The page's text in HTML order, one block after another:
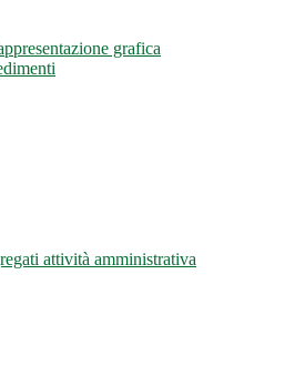
grafica
attività amministrativa